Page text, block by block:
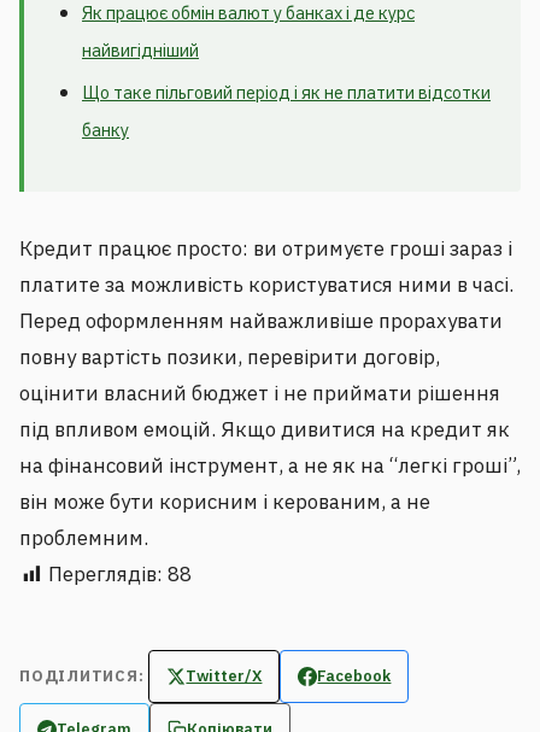
Як працює обмін валют у банках і де курс
найвигідніший
Що таке пільговий період і як не платити відсотки
банку
Кредит працює просто: ви отримуєте гроші зараз і
платите за можливість користуватися ними в часі.
Перед оформленням найважливіше прорахувати
повну вартість позики, перевірити договір,
оцінити власний бюджет і не приймати рішення
під впливом емоцій. Якщо дивитися на кредит як
на фінансовий інструмент, а не як на “легкі гроші”,
він може бути корисним і керованим, а не
проблемним.
Переглядів: 88
ПОДІЛИТИСЯ: Twitter/X Facebook